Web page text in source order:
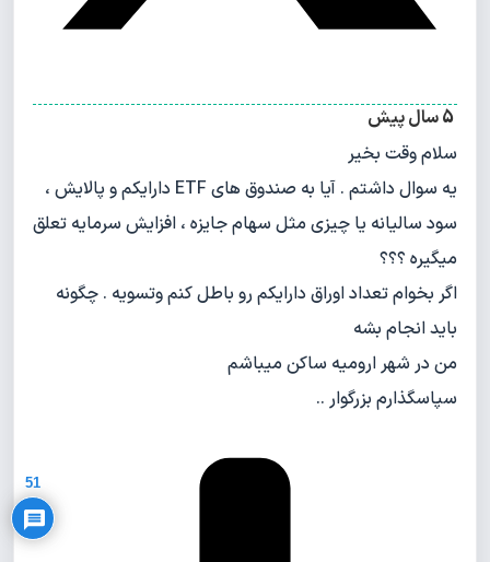
سلام وقت بخیر
یه سوال داشتم . آیا به صندوق های ETF دارایکم و پالایش ،
سود سالیانه یا چیزی مثل سهام جایزه ، افزایش سرمایه تعلق
میگیره ؟؟؟
اگر بخوام تعداد اوراق دارایکم رو باطل کنم وتسویه . چگونه
باید انجام بشه
من در شهر ارومیه ساکن میباشم
سپاسگذارم بزرگوار ..
51